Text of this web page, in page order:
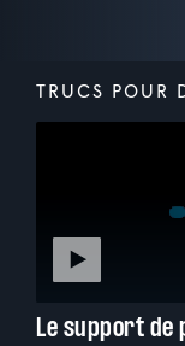
TRUCS POUR
Le support de